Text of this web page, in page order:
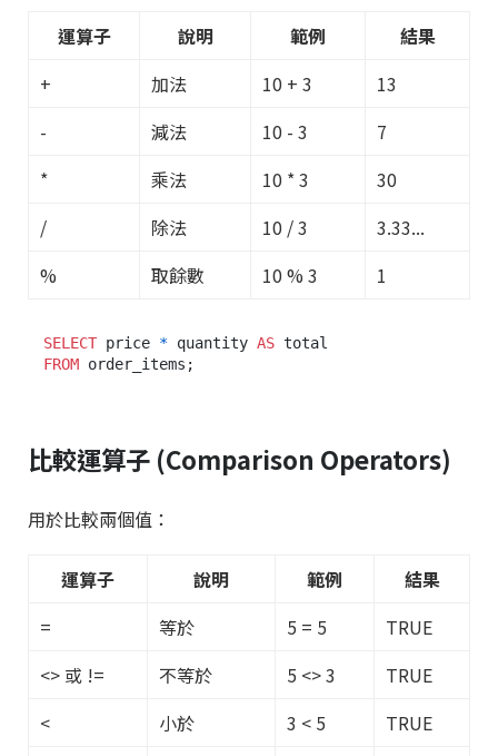
運算子 說明 範例
結果
+
加法 10 + 3
13
-
減法 10 - 3
7
*
乘法 10 * 3
30
/
除法 10 / 3
3.33...
%
取餘數 10 % 3 1
SELECT price * quantity AS
FROM
比較運算子 (Comparison Operators)
用於比較兩個值：
運算子 說明 範例
結果
=
等於 5 = 5
TRUE
<> 或 !=
不等於 5 <> 3
TRUE
<
小於 3 < 5
TRUE